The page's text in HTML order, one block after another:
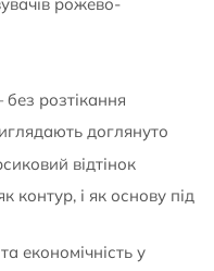
розтікання
доглянуто
відтінок
контур, і як основу під
економічність у